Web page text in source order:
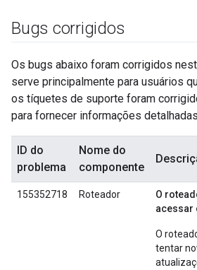
Bugs corrigidos
Os bugs abaixo foram corrigidos
serve principalmente para usuários
os tíquetes de suporte foram
para fornecer informações
ID do
problema
Nome do
componente
155352718 Roteador
O
acessar
O
tentar